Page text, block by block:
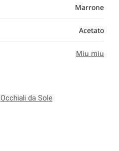
Marrone
Acetato
Miu miu
Occhiali da Sole